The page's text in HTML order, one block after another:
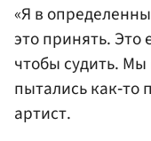
«Я в
это принять. Это
чтобы судить.
пытались как‑то
артист.